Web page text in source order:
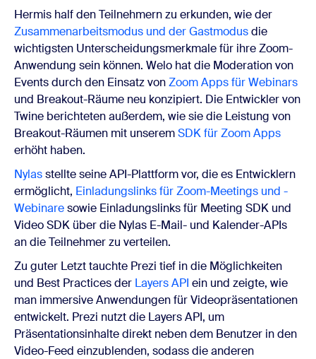
Hermis half den Teilnehmern zu erkunden, wie der
Zusammenarbeitsmodus und der Gastmodusdie
wichtigsten Unterscheidungsmerkmale für ihre Zoom-
Anwendung sein können. Welo hat die Moderation von
Events durch den Einsatz vonZoom Apps für Webinars
und Breakout-Räume neu konzipiert. Die Entwickler von
Twine berichteten außerdem, wie sie die Leistung von
Breakout-Räumen mit unseremSDK für Zoom Apps
erhöht haben.
Nylasstellte seine API-Plattform vor, die es Entwicklern
ermöglicht, Einladungslinks für Zoom-Meetings und -
Webinaresowie Einladungslinks für Meeting SDK und
Video SDK über die Nylas E-Mail- und Kalender-APIs
an die Teilnehmer zu verteilen.
Zu guter Letzt tauchte Prezi tief in die Möglichkeiten
und Best Practices der Layers API ein und zeigte, wie
man immersive Anwendungen für Videopräsentationen
entwickelt. Prezi nutzt die Layers API, um
Präsentationsinhalte direkt neben dem Benutzer in den
Video-Feed einzublenden, sodass die anderen